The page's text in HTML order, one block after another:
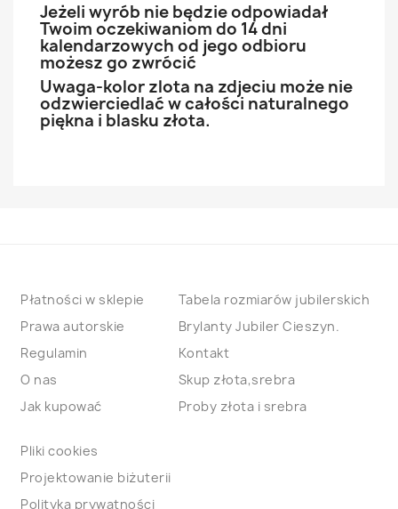
Jeżeli wyrób nie będzie odpowiadał
Twoim oczekiwaniom do 14 dni
kalendarzowych od jego odbioru
możesz go zwrócić
Uwaga-kolor zlota na zdjeciu może nie
odzwierciedlać w całości naturalnego
piękna i blasku złota.
Płatności w sklepie
Prawa autorskie
Regulamin
O nas
Jak kupować
Tabela rozmiarów jubilerskich
Brylanty Jubiler Cieszyn.
Kontakt
Skup złota,srebra
Proby złota i srebra
Pliki cookies
Projektowanie biżuterii
Polityka prywatności